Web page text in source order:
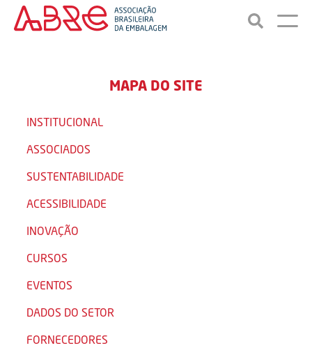
MAPA DO SITE
INSTITUCIONAL
ASSOCIADOS
SUSTENTABILIDADE
ACESSIBILIDADE
INOVAÇÃO
CURSOS
EVENTOS
DADOS DO SETOR
FORNECEDORES